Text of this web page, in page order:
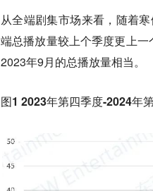
从全端剧集市场来看，随着
端总播放量较上个季度更上
2023年9月的总播放量相当。
图1 2023年第四季度-2024年